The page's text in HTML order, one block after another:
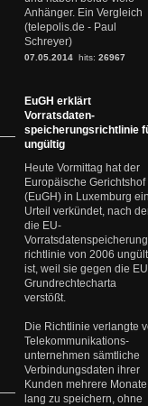
Anhänger. Ein Vergleich
(telepolis.de - Paul
Schreyer)
07.05.2014 hits: 26967
EuGH erklärt
Vorratsdaten-
speicherungsrichtlinie
ungültig
Heute Vormittag hat der
Europäische Gerichtshof
(EuGH) in Luxemburg ein
Urteil verkündet, nach
die EU-
richtlinie von 2006
ist, weil sie gegen die
Grundrechtecharta
verstößt.
Die Richtlinie verlangte
Telekommunikations-
unternehmen sämtliche
Verbindungsdaten ihrer
Kunden mehrere Monate
lang zu speichern, ohne